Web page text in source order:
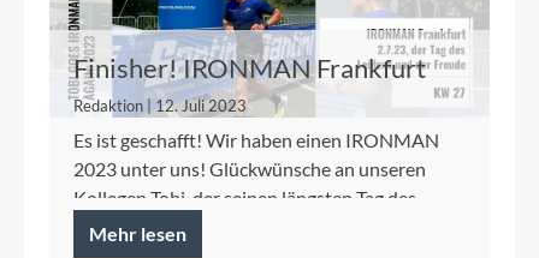
Finisher! IRONMAN Frankfurt
2023 - Die Gedanken danach
Redaktion | 12. Juli 2023
Es ist geschafft! Wir haben einen IRONMAN
2023 unter uns! Glückwünsche an unseren
Kollegen Tobi, der seinen längsten Tag des
Jahres 2023 hinter sich h...
Mehr lesen